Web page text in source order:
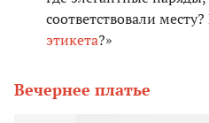
соответствовали
этикета?»
Вечернее платье